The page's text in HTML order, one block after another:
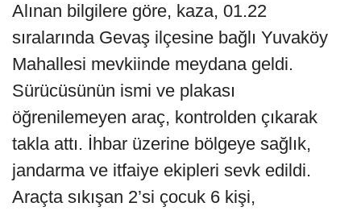
Alınan bilgilere göre, kaza, 01.22
sıralarında Gevaş ilçesine bağlı Yuvaköy
Mahallesi mevkiinde meydana geldi.
Sürücüsünün ismi ve plakası
öğrenilemeyen araç, kontrolden çıkarak
takla attı. İhbar üzerine bölgeye sağlık,
jandarma ve itfaiye ekipleri sevk edildi.
Araçta sıkışan 2’si çocuk 6 kişi,